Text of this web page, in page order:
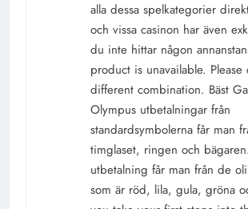
alla dessa spelkategorier
och vissa casinon har även
du inte hittar någon
product is unavailable. Please
different combination. Bäst
Olympus utbetalningar från
standardsymbolerna får man
timglaset, ringen och
utbetalning får man från de
som är röd, lila, gula, gröna